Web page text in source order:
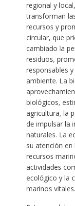
regional y
transforman
recursos y
circular, que
cambiado la
residuos,
responsables
ambiente. La
biológicos,
agricultura, la
de impulsar la
naturales. La
su atención
recursos
actividades
ecológico y la
marinos vitales.